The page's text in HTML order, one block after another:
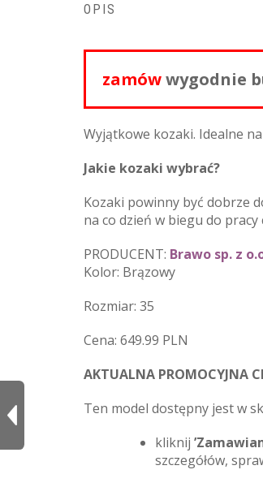
OPIS
zamówwygodnie
Wyjątkowe kozaki. Idealne
Jakie kozaki wybrać?
Kozaki powinny być dobrze
na co dzień w biegu do pracy
PRODUCENT: Brawo sp. z
Kolor: Brązowy
Rozmiar: 35
Cena: 649.99 PLN
AKTUALNA PROMOCYJNA
Ten model dostępny jest w
kliknij
szczegółów,